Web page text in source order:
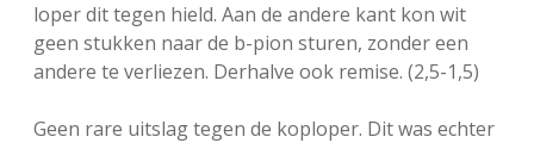
loper dit tegen hield. Aan de andere kant kon wit
geen stukken naar de b-pion sturen, zonder een
andere te verliezen. Derhalve ook remise. (2,5-1,5)
Geen rare uitslag tegen de koploper. Dit was echter